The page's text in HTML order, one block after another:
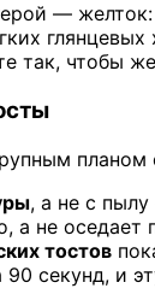
— желток:
так, чтобы
, а не с
а не
тостов
секунд, и